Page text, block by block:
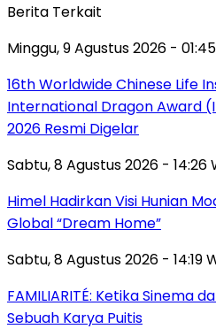
Berita Terkait
Minggu, 9 Agustus 2026 -
16th Worldwide Chinese Life
International Dragon Award
2026 Resmi Digelar
Sabtu, 8 Agustus 2026 - 14:26
Himel Hadirkan Visi Hunian
Global “Dream Home”
Sabtu, 8 Agustus 2026 - 14:19
FAMILIARITÉ: Ketika Sinema
Sebuah Karya Puitis